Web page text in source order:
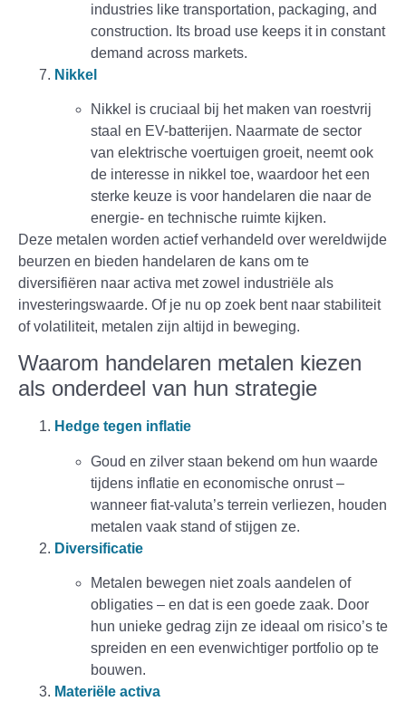
industries like transportation, packaging, and
construction. Its broad use keeps it in constant
demand across markets.
Nikkel
Nikkel is cruciaal bij het maken van roestvrij
staal en EV-batterijen. Naarmate de sector
van elektrische voertuigen groeit, neemt ook
de interesse in nikkel toe, waardoor het een
sterke keuze is voor handelaren die naar de
energie- en technische ruimte kijken.
Deze metalen worden actief verhandeld over wereldwijde
beurzen en bieden handelaren de kans om te
diversifiëren naar activa met zowel industriële als
investeringswaarde. Of je nu op zoek bent naar stabiliteit
of volatiliteit, metalen zijn altijd in beweging.
Waarom handelaren metalen kiezen
als onderdeel van hun strategie
Hedge tegen inflatie
Goud en zilver staan bekend om hun waarde
tijdens inflatie en economische onrust –
wanneer fiat-valuta’s terrein verliezen, houden
metalen vaak stand of stijgen ze.
Diversificatie
Metalen bewegen niet zoals aandelen of
obligaties – en dat is een goede zaak. Door
hun unieke gedrag zijn ze ideaal om risico’s te
spreiden en een evenwichtiger portfolio op te
bouwen.
Materiële activa